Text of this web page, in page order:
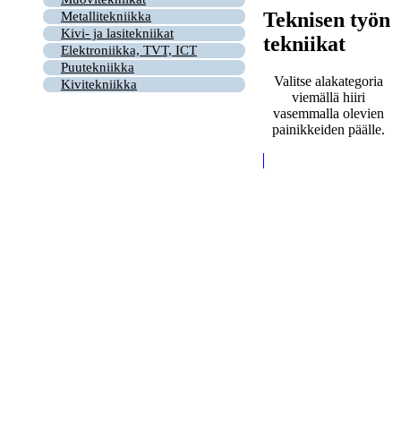
Metallitekniikka
Kivi- ja lasitekniikat
Elektroniikka, TVT, ICT
Puutekniikka
Kivitekniikka
Teknisen työn
tekniikat
Valitse alakategoria
viemällä hiiri
vasemmalla olevien
painikkeiden päälle.